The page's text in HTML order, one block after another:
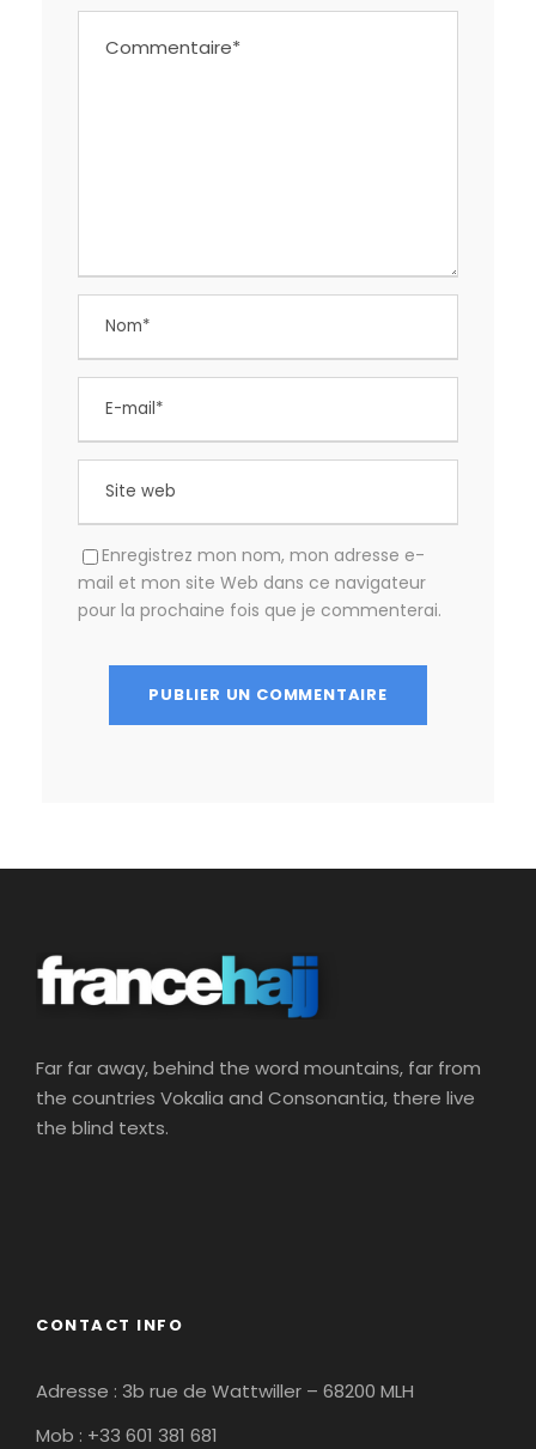
Enregistrez mon nom, mon adresse e-
mail et mon site Web dans ce navigateur
pour la prochaine fois que je commenterai.
Far far away, behind the word mountains, far from
the countries Vokalia and Consonantia, there live
the blind texts.
CONTACT INFO
Adresse : 3b rue de Wattwiller – 68200 MLH
Mob : +33 601 381 681